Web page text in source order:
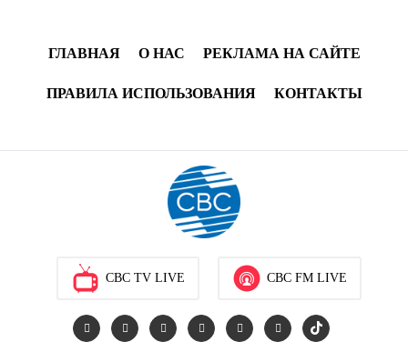
программу "зеленой трансформации"
экономики и наращивает взаимную торговлю –
электронной торговли и общего рынка - Турчин
ГЛАВНАЯ О НАС РЕКЛАМА НА САЙТЕ
ПРАВИЛА ИСПОЛЬЗОВАНИЯ КОНТАКТЫ
CBC TV LIVE CBC FM LIVE